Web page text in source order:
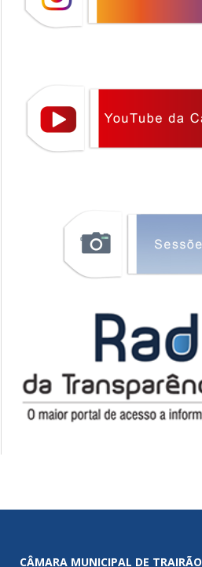
CÂMARA MUNICIPAL DE TRAIRÃO